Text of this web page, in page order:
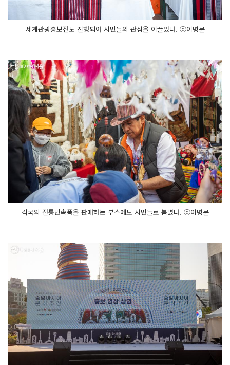
세계관광홍보전도 진행되어 시민들의 관심을 이끌었다. ⓒ이병문
각국의 전통민속품을 판매하는 부스에도 시민들로 붐볐다. ⓒ이병문